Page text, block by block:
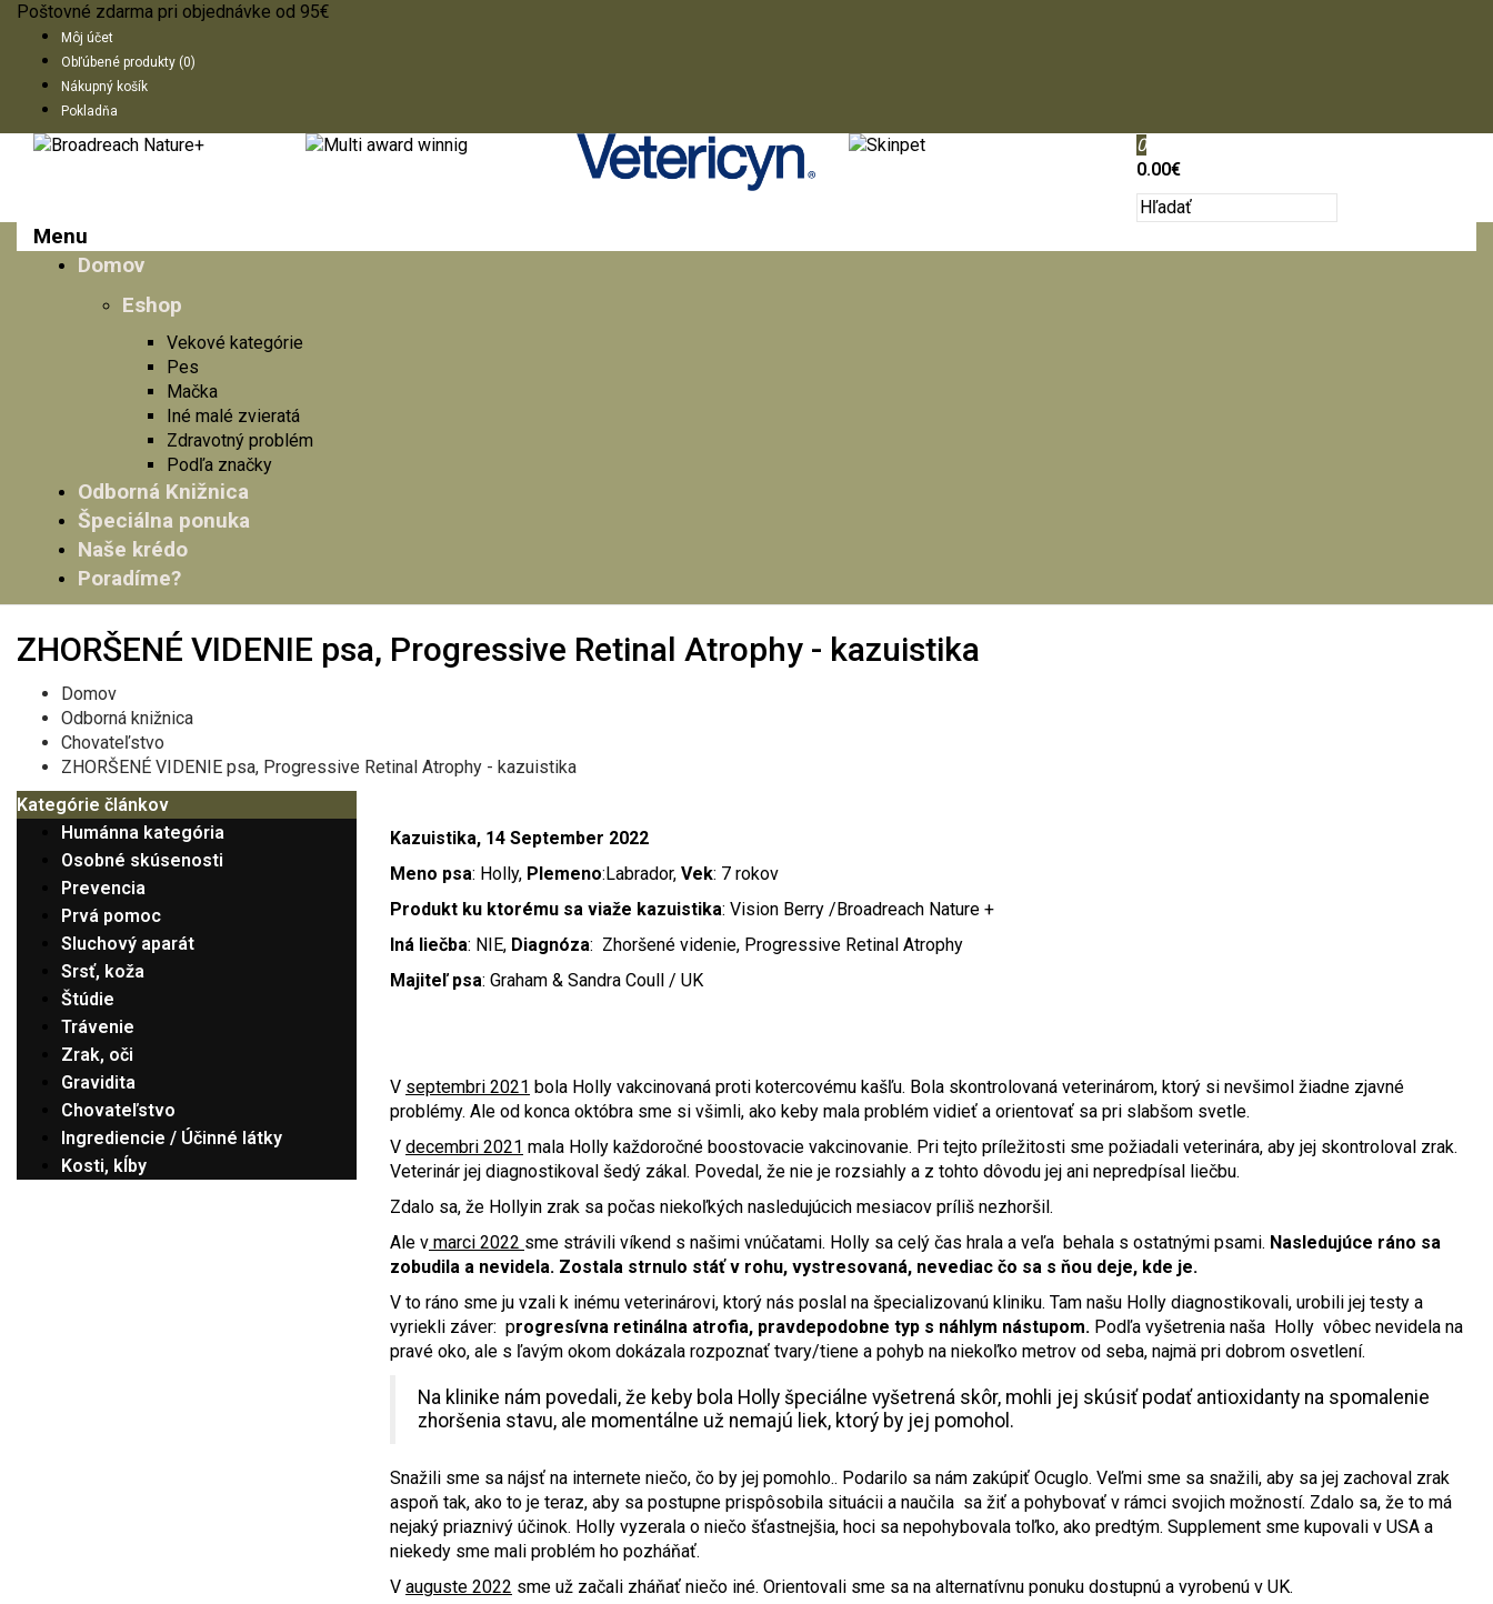
Poštovné zdarma pri objednávke od 95€
Môj účet
Obľúbené produkty (0)
Nákupný košík
Pokladňa
0
0.00€
Menu
Domov
Eshop
Vekové kategórie
Pes
Mačka
Iné malé zvieratá
Zdravotný problém
Podľa značky
Odborná Knižnica
Špeciálna ponuka
Naše krédo
Poradíme?
ZHORŠENÉ VIDENIE psa, Progressive Retinal Atrophy - kazuistika
Domov
Odborná knižnica
Chovateľstvo
ZHORŠENÉ VIDENIE psa, Progressive Retinal Atrophy - kazuistika
Kategórie článkov
Humánna kategória
Osobné skúsenosti
Prevencia
Prvá pomoc
Sluchový aparát
Srsť, koža
Štúdie
Trávenie
Zrak, oči
Gravidita
Chovateľstvo
Ingrediencie / Účinné látky
Kosti, kĺby
Kazuistika, 14 September 2022
Meno psa: Holly, Plemeno:Labrador, Vek: 7 rokov
Produkt ku ktorému sa viaže kazuistika: Vision Berry /Broadreach Nature +
Iná liečba: NIE, Diagnóza: Zhoršené videnie, Progressive Retinal Atrophy
Majiteľ psa: Graham & Sandra Coull / UK
V septembri 2021 bola Holly vakcinovaná proti kotercovému kašľu. Bola skontrolovaná veterinárom, ktorý si nevšimol žiadne zjavné
problémy. Ale od konca októbra sme si všimli, ako keby mala problém vidieť a orientovať sa pri slabšom svetle.
V decembri 2021 mala Holly každoročné boostovacie vakcinovanie. Pri tejto príležitosti sme požiadali veterinára, aby jej skontroloval zrak.
Veterinár jej diagnostikoval šedý zákal. Povedal, že nie je rozsiahly a z tohto dôvodu jej ani nepredpísal liečbu.
Zdalo sa, že Hollyin zrak sa počas niekoľkých nasledujúcich mesiacov príliš nezhoršil.
Ale v marci 2022 sme strávili víkend s našimi vnúčatami. Holly sa celý čas hrala a veľa behala s ostatnými psami. Nasledujúce ráno sa
zobudila a nevidela. Zostala strnulo stáť v rohu, vystresovaná, nevediac čo sa s ňou deje, kde je.
V to ráno sme ju vzali k inému veterinárovi, ktorý nás poslal na špecializovanú kliniku. Tam našu Holly diagnostikovali, urobili jej testy a
vyriekli záver: progresívna retinálna atrofia, pravdepodobne typ s náhlym nástupom. Podľa vyšetrenia naša Holly vôbec nevidela na
pravé oko, ale s ľavým okom dokázala rozpoznať tvary/tiene a pohyb na niekoľko metrov od seba, najmä pri dobrom osvetlení.
Na klinike nám povedali, že keby bola Holly špeciálne vyšetrená skôr, mohli jej skúsiť podať antioxidanty na spomalenie
zhoršenia stavu, ale momentálne už nemajú liek, ktorý by jej pomohol.
Snažili sme sa nájsť na internete niečo, čo by jej pomohlo.. Podarilo sa nám zakúpiť Ocuglo. Veľmi sme sa snažili, aby sa jej zachoval zrak
aspoň tak, ako to je teraz, aby sa postupne prispôsobila situácii a naučila sa žiť a pohybovať v rámci svojich možností. Zdalo sa, že to má
nejaký priaznivý účinok. Holly vyzerala o niečo šťastnejšia, hoci sa nepohybovala toľko, ako predtým. Supplement sme kupovali v USA a
niekedy sme mali problém ho pozháňať.
V auguste 2022 sme už začali zháňať niečo iné. Orientovali sme sa na alternatívnu ponuku dostupnú a vyrobenú v UK.